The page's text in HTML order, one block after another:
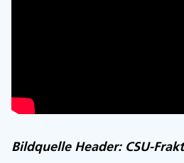
Bildquelle Header: CSU-